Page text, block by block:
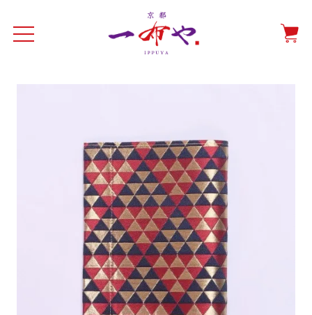
テーブルウエア特集
光田愛のテーブルコーディネート